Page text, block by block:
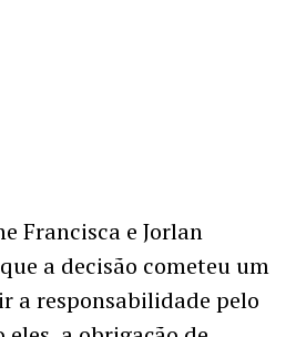
Francisca e Jorlan
a decisão cometeu um
a responsabilidade pelo